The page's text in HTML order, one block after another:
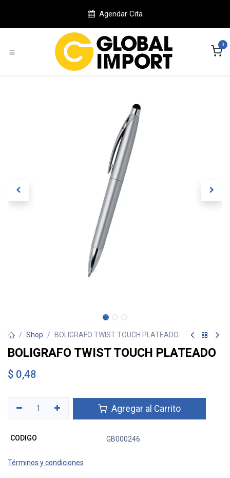
Agendar Cita
0
Shop BOLIGRAFO TWIST TOUCH PLATEADO
BOLIGRAFO TWIST TOUCH PLATEADO
$ 0,48
Agregar al Carrito
CODIGO GB000246
Términos y condiciones